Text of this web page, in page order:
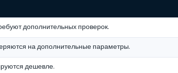
дополнительных проверок.
на дополнительные параметры.
дешевле.